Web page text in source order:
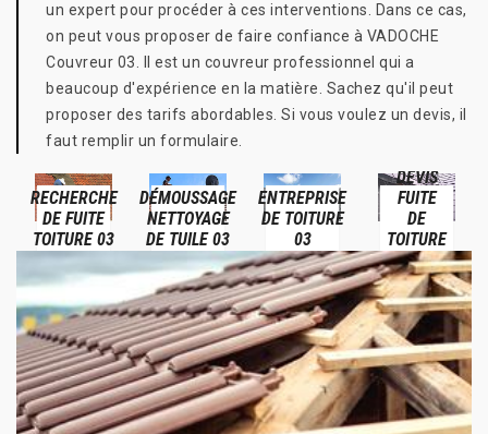
un expert pour procéder à ces interventions. Dans ce cas,
on peut vous proposer de faire confiance à VADOCHE
Couvreur 03. Il est un couvreur professionnel qui a
beaucoup d'expérience en la matière. Sachez qu'il peut
proposer des tarifs abordables. Si vous voulez un devis, il
faut remplir un formulaire.
RECHERCHE
DE FUITE
TOITURE 03
DÉMOUSSAGE
NETTOYAGE
DE TUILE 03
ENTREPRISE
DE TOITURE
03
DEVIS
FUITE
DE
TOITURE
03